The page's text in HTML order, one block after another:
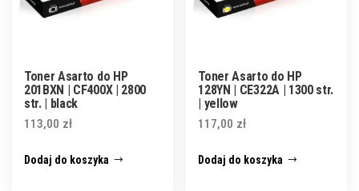
Toner Asarto do HP
201BXN | CF400X | 2800
str. | black
113,00 zł
Dodaj do koszyka
Toner Asarto do HP
128YN | CE322A | 1300 str.
| yellow
117,00 zł
Dodaj do koszyka